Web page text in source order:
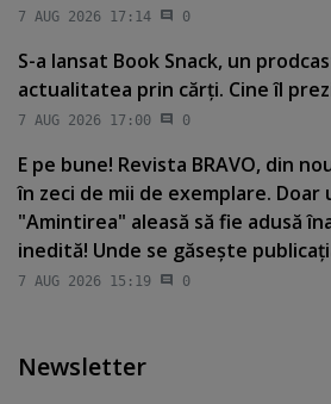
7 AUG 2026 17:14 0
S-a lansat Book Snack, un
actualitatea prin cărţi. Cine îl
7 AUG 2026 17:00 0
E pe bune! Revista BRAVO, din
în zeci de mii de exemplare. Doar
"Amintirea" aleasă să fie adusă
inedită! Unde se găseşte publicaţia
7 AUG 2026 15:19 0
Newsletter